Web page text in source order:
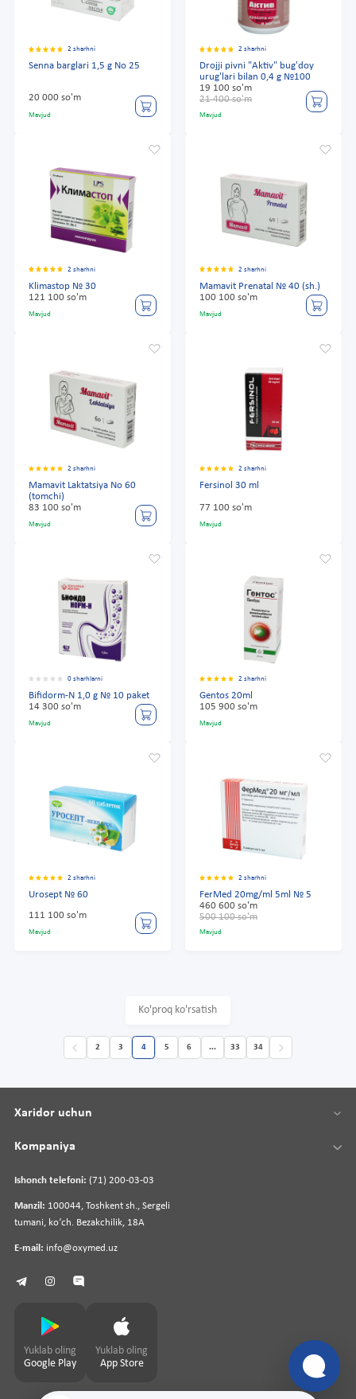
2 sharhni
Senna barglari 1,5 g No 25
20 000 so'm
Mavjud
2 sharhni
Drojji pivni "Aktiv" bug'doy
urug'lari bilan 0,4 g №100
19 100 so'm
21 400 so'm
Mavjud
2 sharhni
Klimastop № 30
121 100 so'm
Mavjud
2 sharhni
Mamavit Prenatal № 40 (sh.)
100 100 so'm
Mavjud
2 sharhni
Mamavit Laktatsiya No 60
(tomchi)
83 100 so'm
Mavjud
2 sharhni
Fersinol 30 ml
77 100 so'm
Mavjud
0 sharhlarni
Bifidorm-N 1,0 g № 10 paket
14 300 so'm
Mavjud
2 sharhni
Gentos 20ml
105 900 so'm
Mavjud
2 sharhni
Urosept № 60
111 100 so'm
Mavjud
2 sharhni
FerMed 20mg/ml 5ml № 5
460 600 so'm
500 100 so'm
Mavjud
Ko'proq ko'rsatish
2 3 4 5 6 ... 33 34
Ishonch telefoni: (71) 200-03-03
Manzil: 100044, Toshkent sh., Sergeli
tumani, koʻch. Bezakchilik, 18A
E-mail: info@oxymed.uz
Xaridor uchun
Kompaniya
Yuklab oling
Google Play
Yuklab oling
App Store